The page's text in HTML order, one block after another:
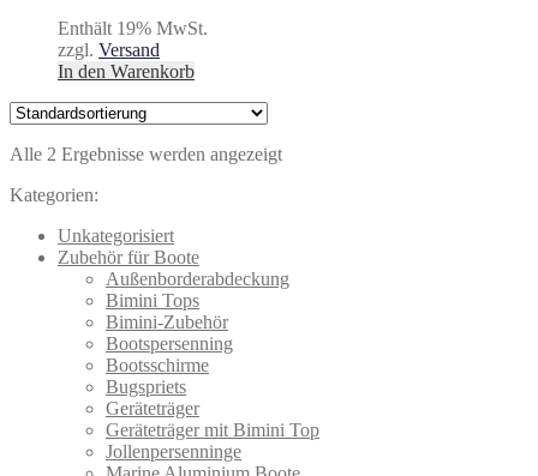
Enthält 19% MwSt.
zzgl. Versand
In den Warenkorb
Alle 2 Ergebnisse werden angezeigt
Kategorien:
Unkategorisiert
Zubehör für Boote
Außenborderabdeckung
Bimini Tops
Bimini-Zubehör
Bootspersenning
Bootsschirme
Bugspriets
Geräteträger
Geräteträger mit Bimini Top
Jollenpersenninge